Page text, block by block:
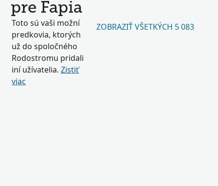
pre Fapia
Toto sú vaši možní
predkovia, ktorých
už do spoločného
Rodostromu pridali
iní užívatelia. Zistiť
viac
ZOBRAZIŤ VŠETKÝCH 5 083